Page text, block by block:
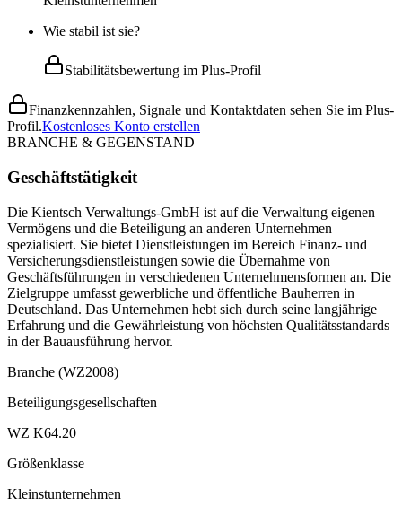
Wie stabil ist sie?
Stabilitätsbewertung im Plus-Profil
Finanzkennzahlen, Signale und Kontaktdaten sehen Sie im Plus-
Profil.Kostenloses Konto erstellen
BRANCHE & GEGENSTAND
Geschäftstätigkeit
Die Kientsch Verwaltungs-GmbH ist auf die Verwaltung eigenen
Vermögens und die Beteiligung an anderen Unternehmen
spezialisiert. Sie bietet Dienstleistungen im Bereich Finanz- und
Versicherungsdienstleistungen sowie die Übernahme von
Geschäftsführungen in verschiedenen Unternehmensformen an. Die
Zielgruppe umfasst gewerbliche und öffentliche Bauherren in
Deutschland. Das Unternehmen hebt sich durch seine langjährige
Erfahrung und die Gewährleistung von höchsten Qualitätsstandards
in der Bauausführung hervor.
Branche (WZ2008)
Beteiligungsgesellschaften
WZ K64.20
Größenklasse
Kleinstunternehmen